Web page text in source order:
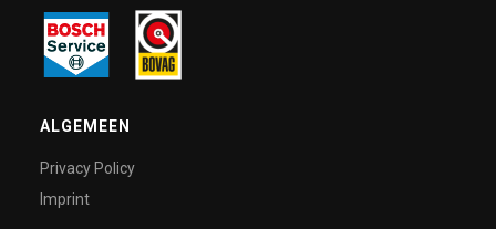
ALGEMEEN
Privacy Policy
Imprint